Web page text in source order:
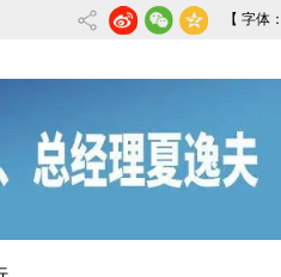
【 字体：